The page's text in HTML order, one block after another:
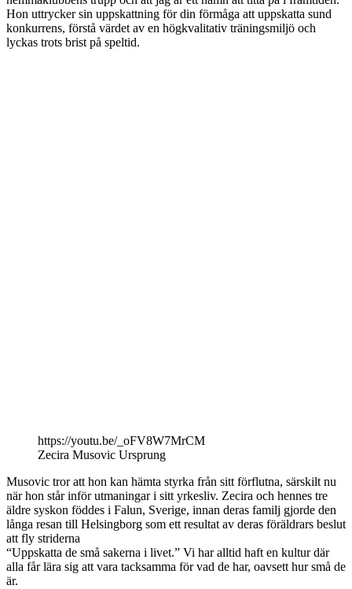
Hon uttrycker sin uppskattning för din förmåga att uppskatta sund
konkurrens, förstå värdet av en högkvalitativ träningsmiljö och
lyckas trots brist på speltid.
https://youtu.be/_oFV8W7MrCM
Zecira Musovic Ursprung
Musovic tror att hon kan hämta styrka från sitt förflutna, särskilt nu
när hon står inför utmaningar i sitt yrkesliv. Zecira och hennes tre
äldre syskon föddes i Falun, Sverige, innan deras familj gjorde den
långa resan till Helsingborg som ett resultat av deras föräldrars beslut
att fly striderna
“Uppskatta de små sakerna i livet.” Vi har alltid haft en kultur där
alla får lära sig att vara tacksamma för vad de har, oavsett hur små de
är.